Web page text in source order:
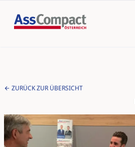
ZURÜCK ZUR ÜBERSICHT